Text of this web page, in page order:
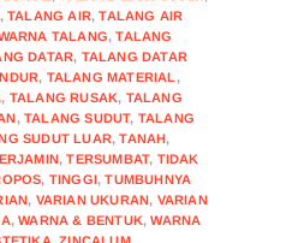
,TALANG AIR,TALANG AIR
TALANG,TALANG
DATAR, TALANG DATAR
, TALANG MATERIAL ,
, TALANG RUSAK, TALANG
,TALANG SUDUT, TALANG
SUDUT LUAR,TANAH,
,TERSUMBAT, TIDAK
, TINGGI,TUMBUHNYA
, VARIAN UKURAN, VARIAN
,WARNA & BENTUK,WARNA